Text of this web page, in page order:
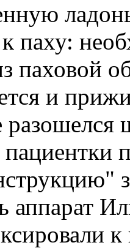
паху:
паховой
и
разошелся
аппарат
к